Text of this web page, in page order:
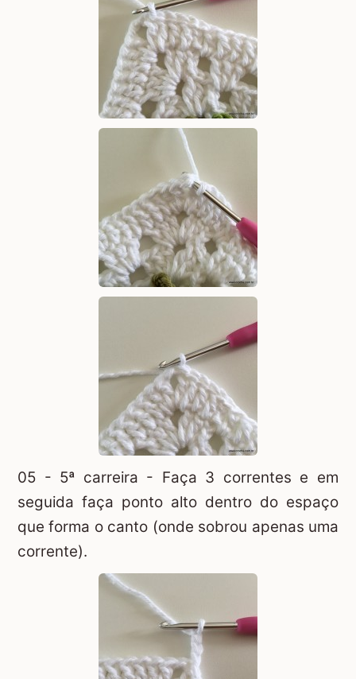
05 - 5ª carreira - Faça 3 correntes e em
seguida faça ponto alto dentro do espaço
que forma o canto (onde sobrou apenas uma
corrente).